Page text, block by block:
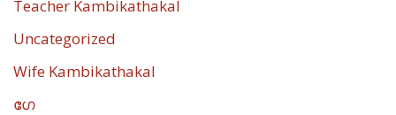
Teacher Kambikathakal
Uncategorized
Wife Kambikathakal
ഗേ